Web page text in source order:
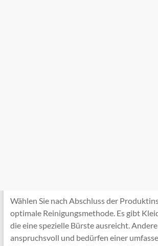
Wählen Sie nach Abschluss der
optimale Reinigungsmethode. Es gibt
die eine spezielle Bürste ausreicht.
anspruchsvoll und bedürfen einer